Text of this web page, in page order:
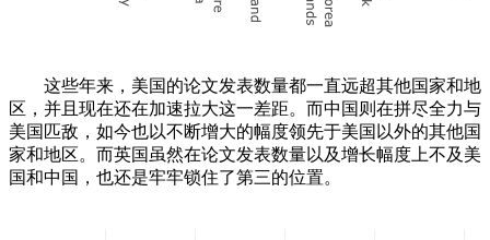
这些年来，美国的论文发表数量都一直远超其他国家和地
区，并且现在还在加速拉大这一差距。而中国则在拼尽全力与
美国匹敌，如今也以不断增大的幅度领先于美国以外的其他国
家和地区。而英国虽然在论文发表数量以及增长幅度上不及美
国和中国，也还是牢牢锁住了第三的位置。